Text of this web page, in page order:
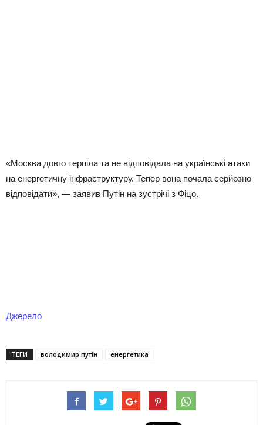
«Москва довго терпіла та не відповідала на українські атаки
на енергетичну інфраструктуру. Тепер вона почала серйозно
відповідати», — заявив Путін на зустрічі з Фіцо.
Джерело
ТЕГИ володимир путін енергетика